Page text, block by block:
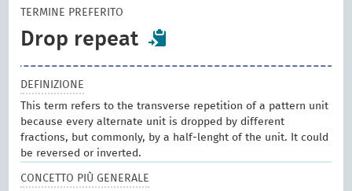
TERMINE PREFERITO
Drop repeat
DEFINIZIONE
This term refers to the transverse repetition of a pattern unit
because every alternate unit is dropped by different
fractions, but commonly, by a half-lenght of the unit. It could
be reversed or inverted.
CONCETTO PIÙ GENERALE